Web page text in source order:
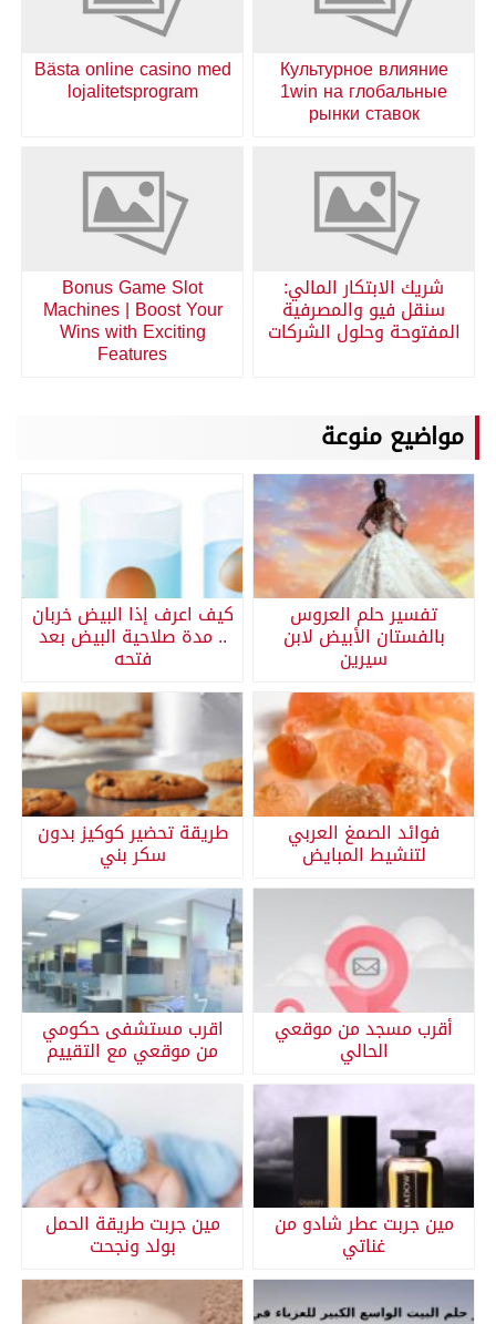
Культурное влияние
1win на глобальные
рынки ставок
Bästa online casino med
lojalitetsprogram
شريك الابتكار المالي:
سنقل فيو والمصرفية
المفتوحة وحلول الشركات
Bonus Game Slot
Machines | Boost Your
Wins with Exciting
Features
مواضيع منوعة
تفسير حلم العروس
بالفستان الأبيض لابن
سيرين
كيف اعرف إذا البيض خربان
.. مدة صلاحية البيض بعد
فتحه
فوائد الصمغ العربي
لتنشيط المبايض
طريقة تحضير كوكيز بدون
سكر بني
أقرب مسجد من موقعي
الحالي
اقرب مستشفى حكومي
من موقعي مع التقييم
مين جربت عطر شادو من
غناتي
مين جربت طريقة الحمل
بولد ونجحت